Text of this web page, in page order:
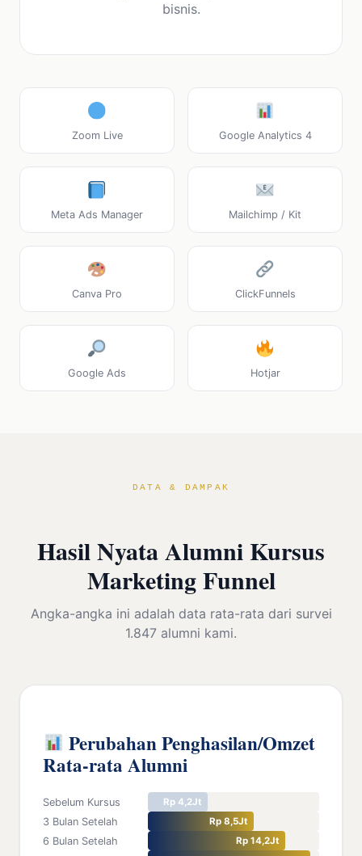
bisnis.
Zoom Live Google Analytics 4
Meta Ads Manager Mailchimp / Kit
Canva Pro ClickFunnels
Google Ads Hotjar
DATA & DAMPAK
Hasil Nyata Alumni Kursus
Marketing Funnel
Angka-angka ini adalah data rata-rata dari survei
1.847 alumni kami.
Perubahan Penghasilan/Omzet
Rata-rata Alumni
Sebelum Kursus Rp 4,2Jt
3 Bulan Setelah Rp 8,5Jt
6 Bulan Setelah Rp 14,2Jt